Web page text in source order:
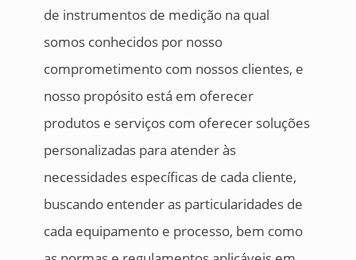
de instrumentos de medição na qual
somos conhecidos por nosso
comprometimento com nossos clientes, e
nosso propósito está em oferecer
produtos e serviços com oferecer soluções
personalizadas para atender às
necessidades específicas de cada cliente,
buscando entender as particularidades de
cada equipamento e processo, bem como